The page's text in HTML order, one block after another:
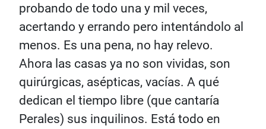
probando de todo una y mil veces,
acertando y errando pero intentándolo al
menos. Es una pena, no hay relevo.
Ahora las casas ya no son vividas, son
quirúrgicas, asépticas, vacías. A qué
dedican el tiempo libre (que cantaría
Perales) sus inquilinos. Está todo en